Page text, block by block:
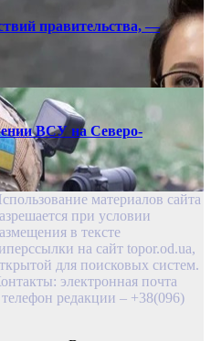
правительства, —
ВСУ на Северо-
материалов сайта
при условии
в тексте
на сайт topor.od.ua,
для поисковых систем.
электронная почта
редакции – +38(096)